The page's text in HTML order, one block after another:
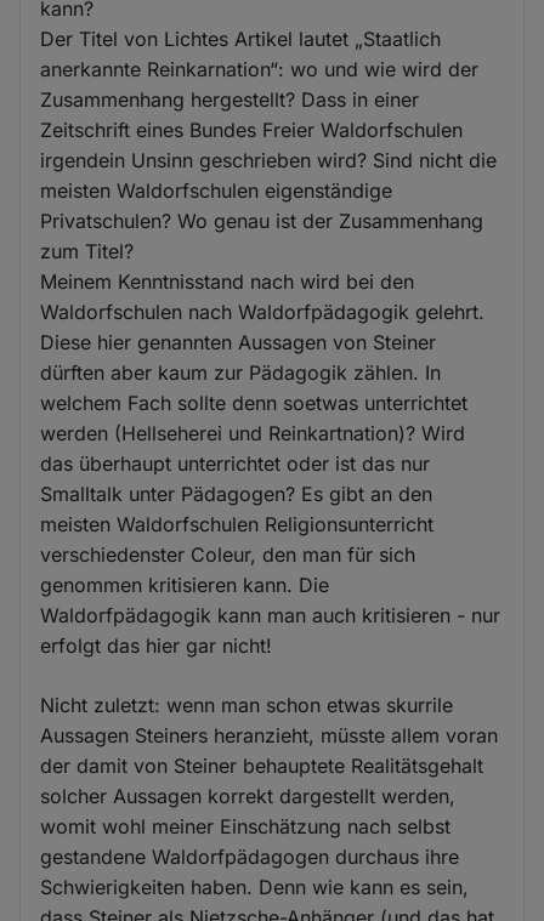
kann?
Der Titel von Lichtes Artikel lautet „Staatlich
anerkannte Reinkarnation“: wo und wie wird der
Zusammenhang hergestellt? Dass in einer
Zeitschrift eines Bundes Freier Waldorfschulen
irgendein Unsinn geschrieben wird? Sind nicht die
meisten Waldorfschulen eigenständige
Privatschulen? Wo genau ist der Zusammenhang
zum Titel?
Meinem Kenntnisstand nach wird bei den
Waldorfschulen nach Waldorfpädagogik gelehrt.
Diese hier genannten Aussagen von Steiner
dürften aber kaum zur Pädagogik zählen. In
welchem Fach sollte denn soetwas unterrichtet
werden (Hellseherei und Reinkartnation)? Wird
das überhaupt unterrichtet oder ist das nur
Smalltalk unter Pädagogen? Es gibt an den
meisten Waldorfschulen Religionsunterricht
verschiedenster Coleur, den man für sich
genommen kritisieren kann. Die
Waldorfpädagogik kann man auch kritisieren - nur
erfolgt das hier gar nicht!
Nicht zuletzt: wenn man schon etwas skurrile
Aussagen Steiners heranzieht, müsste allem voran
der damit von Steiner behauptete Realitätsgehalt
solcher Aussagen korrekt dargestellt werden,
womit wohl meiner Einschätzung nach selbst
gestandene Waldorfpädagogen durchaus ihre
Schwierigkeiten haben. Denn wie kann es sein,